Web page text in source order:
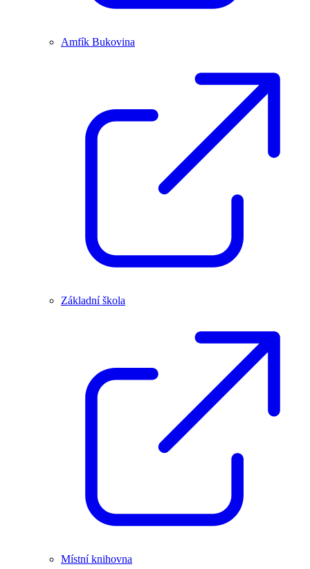
Amfík Bukovina
Základní škola
Místní knihovna